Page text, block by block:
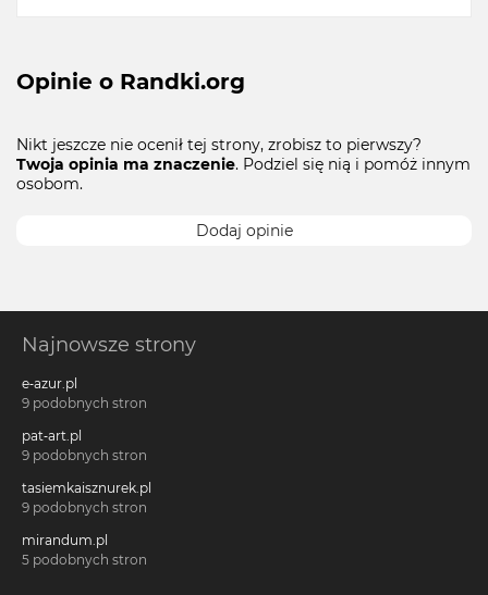
Opinie o Randki.org
Nikt jeszcze nie ocenił tej strony, zrobisz to pierwszy?
Twoja opinia ma znaczenie. Podziel się nią i pomóż innym
osobom.
Dodaj opinie
Najnowsze strony
e-azur.pl
9 podobnych stron
pat-art.pl
9 podobnych stron
tasiemkaisznurek.pl
9 podobnych stron
mirandum.pl
5 podobnych stron